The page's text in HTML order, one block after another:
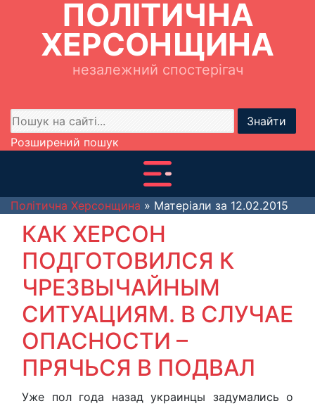
ПОЛІТИЧНА
ХЕРСОНЩИНА
незалежний спостерігач
Знайти
Розширений пошук
Політична Херсонщина » Матеріали за 12.02.2015
КАК ХЕРСОН
ПОДГОТОВИЛСЯ К
ЧРЕЗВЫЧАЙНЫМ
СИТУАЦИЯМ. В СЛУЧАЕ
ОПАСНОСТИ –
ПРЯЧЬСЯ В ПОДВАЛ
Уже пол года назад украинцы задумались о